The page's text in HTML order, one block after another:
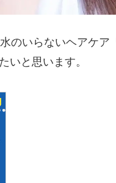
のいらないヘアケア
いと思います。